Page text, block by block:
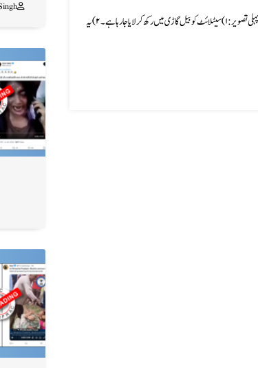
سوشل میڈیا پر دو تصویروں کا کولاج وائرل ہو رہا ہے۔ ان دونوں تصاویر کے تحت جو دعوے کیے جا رہے ہیں، ان کی تفصیلات درج ذیل ہیں: پہلی تصویر: ۱) سیٹلائٹ کو بیل گاڑی میں رکھ کر لایا جا رہا ہے۔ ۲) یہ